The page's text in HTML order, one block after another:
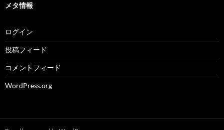
メタ情報
ログイン
投稿フィード
コメントフィード
WordPress.org